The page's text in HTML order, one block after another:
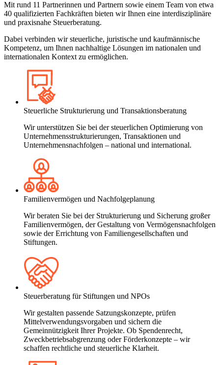
Mit rund 11 Partnerinnen und Partnern sowie einem Team von etwa
40 qualifizierten Fachkräften bieten wir Ihnen eine interdisziplinäre
und praxisnahe Steuerberatung.
Dabei verbinden wir steuerliche, juristische und kaufmännische
Kompetenz, um Ihnen nachhaltige Lösungen im nationalen und
internationalen Kontext zu ermöglichen.
Steuerliche Strukturierung und Transaktionsberatung
Wir unterstützen Sie bei der steuerlichen Optimierung von
Unternehmensstrukturierungen, Transaktionen und
Unternehmensnachfolgen – national und international.
Familienvermögen und Nachfolgeplanung
Wir beraten Sie bei der Strukturierung und Sicherung großer
Familienvermögen, der Gestaltung von Vermögensnachfolgen
sowie der Errichtung von Familiengesellschaften und
Stiftungen.
Steuerberatung für Stiftungen und NPOs
Wir gestalten passende Satzungskonzepte, prüfen
Mittelverwendungsvorgaben und sichern die
Gemeinnützigkeit Ihrer Projekte. Ob Spendenrecht,
Zweckbetriebsabgrenzung oder Förderkonzepte – wir
schaffen rechtliche und steuerliche Klarheit.